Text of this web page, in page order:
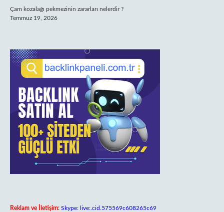
Çam kozalağı pekmezinin zararları nelerdir ?
Temmuz 19, 2026
Reklam ve İletişim: Skype: live:.cid.575569c608265c69